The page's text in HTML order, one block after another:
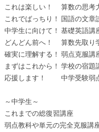
これは楽しい！ 算数の思考
これでばっちり！ 国語の文章
中学生に向けて！ 基礎英語講
どんどん前へ！ 算数先取り
確実に理解する！ 弱点克服講
まずはこれから！ 学校の宿題
応援します！ 中学受験弱
～中学生～
これまでの総復習講座
弱点教科や単元の完全克服講